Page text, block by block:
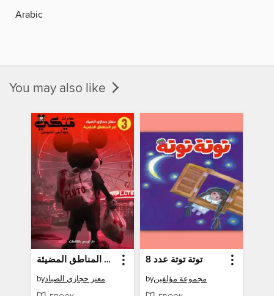
Arabic
You may also like
آخر المناطق المضيئة
byمعتز حجازي الصياد
توتة توتة عدد 8
byمجموعة مؤلفين